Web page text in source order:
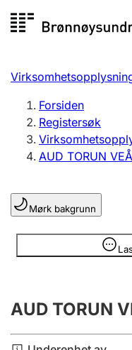
Registersøk
Aksjeselskap
Registrere, endre,
Lag og forening
Registrere, endre,
Årsregnskap
Forsiden
Registersøk
AUD TORUN
Mørk bakgrunn
Opplysninger er skjult
AUD TORUN